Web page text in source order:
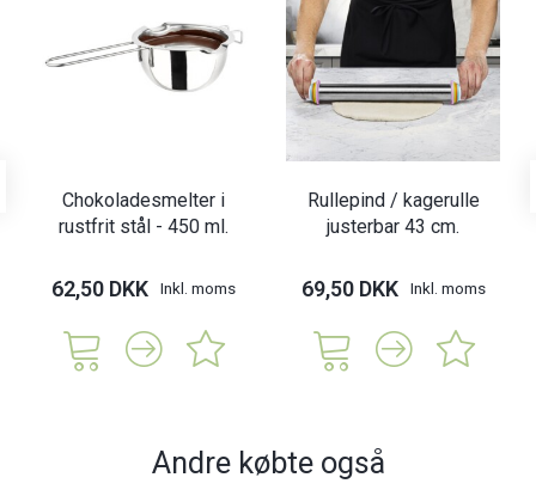
Chokoladesmelter i
rustfrit stål - 450 ml.
62,50 DKK Inkl. moms
Rullepind / kagerulle
justerbar 43 cm.
69,50 DKK Inkl. moms
Andre købte også